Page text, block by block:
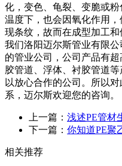
化，变色、龟裂、变脆或
温度下，也会因氧化作用
现条纹，故而在成型加工
我们洛阳迈尔斯管业有限
的管业公司，公司产品有
胶管道、浮体、衬胶管道
以放心合作的公司。所以
系，迈尔斯欢迎您的咨询。
上一篇： 浅述PE管材
下一篇： 你知道PE聚
相关推荐